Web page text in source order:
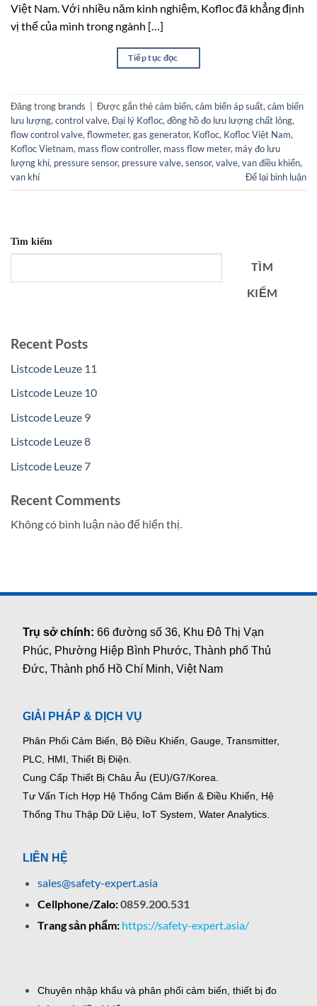
Việt Nam. Với nhiều năm kinh nghiệm, Kofloc đã khẳng định
vị thế của mình trong ngành […]
Tiếp tục đọc
Đăng trong brands Được gắn thẻcảm biến, cảm biến áp suất, cảm biến
lưu lượng, control valve, Đại lý Kofloc, đồng hồ đo lưu lượng chất lỏng,
flow control valve, flowmeter, gas generator, Kofloc, Kofloc Việt Nam,
Kofloc Vietnam, mass flow controller, mass flow meter, máy đo lưu
lượng khí, pressure sensor, pressure valve, sensor, valve, van điều khiển,
van khí
Để lại bình luận
Tìm kiếm
TÌM
KIẾM
Recent Posts
Listcode Leuze 11
Listcode Leuze 10
Listcode Leuze 9
Listcode Leuze 8
Listcode Leuze 7
Recent Comments
Không có bình luận nào để hiển thị.
Trụ sở chính:66 đường số 36, Khu Đô Thị Vạn
Phúc, Phường Hiệp Bình Phước, Thành phố Thủ
Đức, Thành phố Hồ Chí Minh, Việt Nam
GIẢI PHÁP & DỊCH VỤ
Phân Phối Cảm Biến, Bộ Điều Khiển, Gauge, Transmitter,
PLC, HMI, Thiết Bị Điện.
Cung Cấp Thiết Bị Châu Âu (EU)/G7/Korea.
Tư Vấn Tích Hợp Hệ Thống Cảm Biến & Điều Khiển, Hệ
Thống Thu Thập Dữ Liệu, IoT System, Water Analytics.
LIÊN HỆ
sales@safety-expert.asia
Cellphone/Zalo:0859.200.531
Trang sản phẩm: https://safety-expert.asia/
Chuyên nhập khẩu và phân phối cảm biến, thiết bị đo